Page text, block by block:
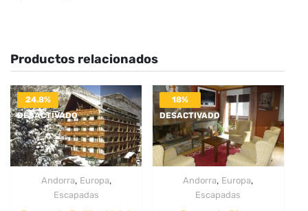
Productos relacionados
24.8%
DESACTIVADO
Andorra, Europa,
Escapadas
18%
DESACTIVADO
Andorra, Europa,
Escapadas